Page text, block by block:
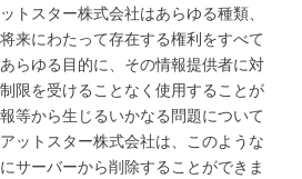
トスター株式会社はあらゆる種類、
来にわたって存在する権利をすべて
らゆる目的に、その情報提供者に対
限を受けることなく使用することが
等から生じるいかなる問題について
ットスター株式会社は、このような
サーバーから削除することができま